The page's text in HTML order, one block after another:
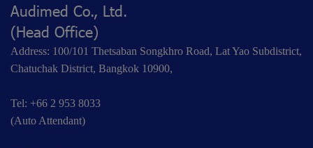
Audimed Co., Ltd.
(Head Office)
Address: 100/101 Thetsaban Songkhro Road, Lat Yao Subdistrict,
Chatuchak District, Bangkok 10900,
Tel: +66 2 953 8033
(Auto Attendant)